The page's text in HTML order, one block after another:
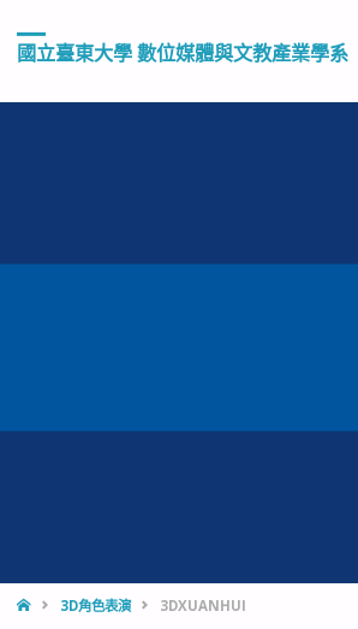
國立臺東大學 數位媒體與文教產業學系
HOME3D角色表演 3DXUANHUI